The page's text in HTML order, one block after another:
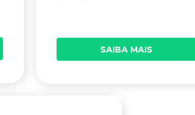
SAIBA MAIS